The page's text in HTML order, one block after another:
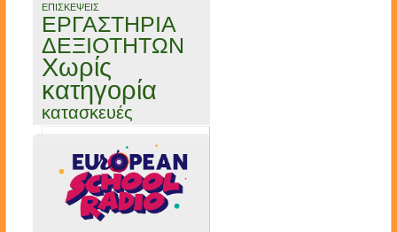
ΕΠΙΣΚΕΨΕΙΣ
ΕΡΓΑΣΤΗΡΙΑ
ΔΕΞΙΟΤΗΤΩΝ
Χωρίς
κατηγορία
κατασκευές